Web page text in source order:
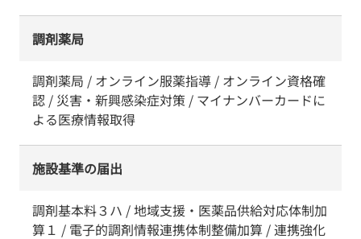
調剤薬局
調剤薬局 / オンライン服薬指導 / オンライン資格確
認 / 災害・新興感染症対策 / マイナンバーカードに
よる医療情報取得
施設基準の届出
調剤基本料３ハ / 地域支援・医薬品供給対応体制加
算１ / 電子的調剤情報連携体制整備加算 / 連携強化